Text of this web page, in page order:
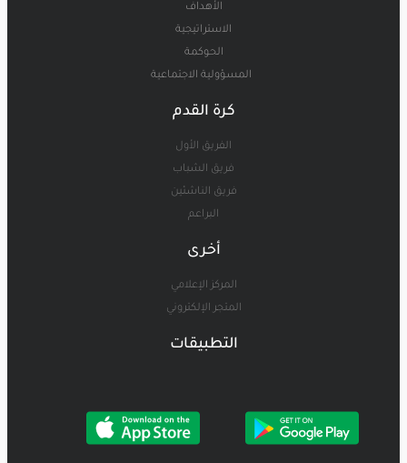
الأهداف
الاستراتيجية
الحوكمة
المسؤولية الاجتماعية
كرة القدم
الفريق الأول
فريق الشباب
فريق الناشئين
البراعم
أخرى
المركز الإعلامي
المتجر الإلكتروني
التطبيقات